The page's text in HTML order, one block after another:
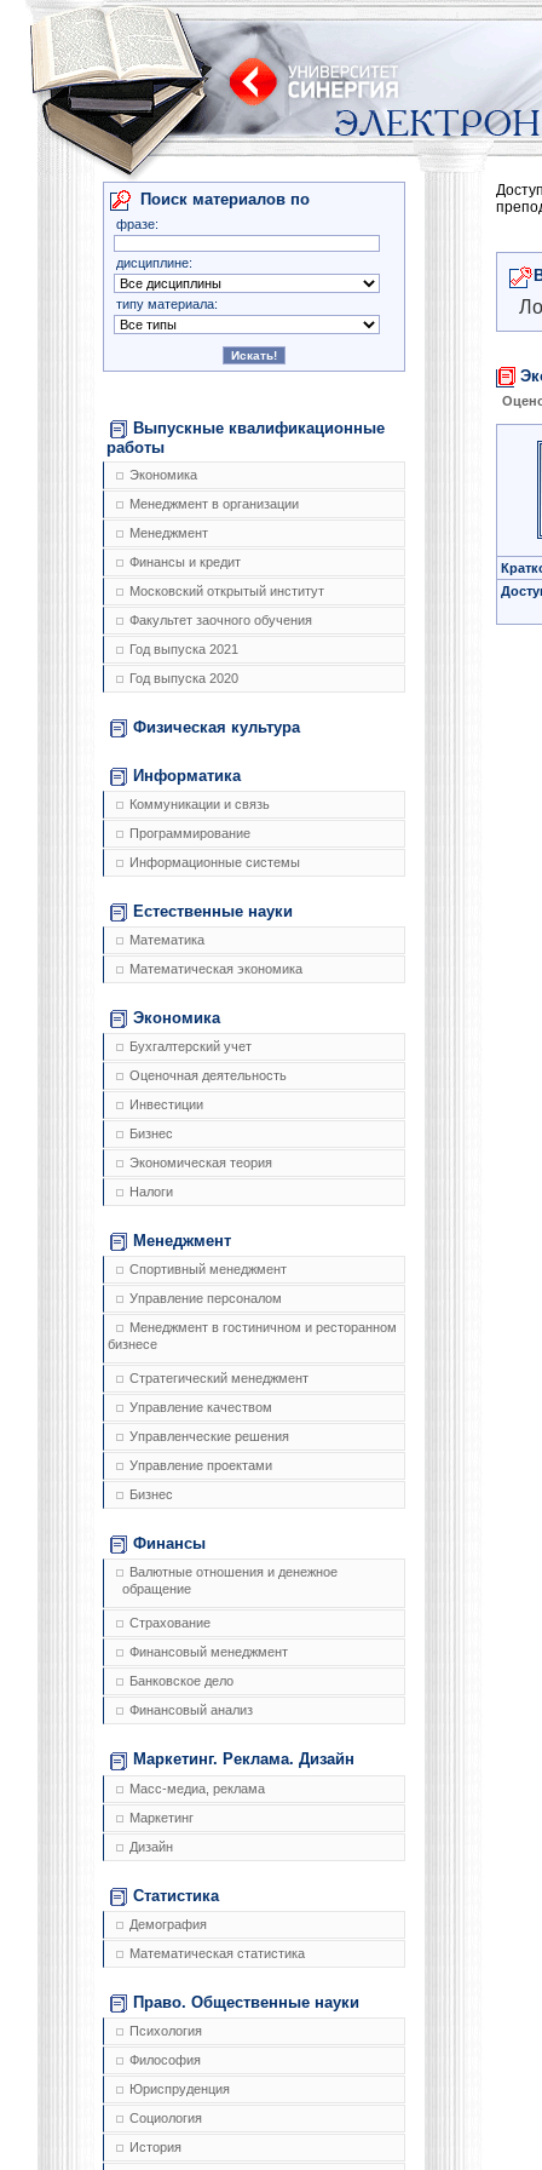
Поиск материалов по
фразе:
дисциплине:
типу материала:
Выпускные квалификационные
работы
Экономика
Менеджмент в организации
Менеджмент
Финансы и кредит
Московский открытый институт
Факультет заочного обучения
Год выпуска 2021
Год выпуска 2020
Физическая культура
Информатика
Коммуникации и связь
Программирование
Информационные системы
Естественные науки
Математика
Математическая экономика
Экономика
Бухгалтерский учет
Оценочная деятельность
Инвестиции
Бизнес
Экономическая теория
Налоги
Менеджмент
Спортивный менеджмент
Управление персоналом
Менеджмент в гостиничном и ресторанном
бизнесе
Стратегический менеджмент
Управление качеством
Управленческие решения
Управление проектами
Бизнес
Финансы
Валютные отношения и денежное
обращение
Страхование
Финансовый менеджмент
Банковское дело
Финансовый анализ
Маркетинг. Реклама. Дизайн
Масс-медиа, реклама
Маркетинг
Дизайн
Статистика
Демография
Математическая статистика
Право. Общественные науки
Психология
Философия
Юриспруденция
Социология
История